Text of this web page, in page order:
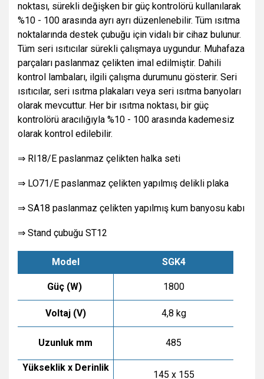
noktası, sürekli değişken bir güç kontrolörü kullanılarak
%10 - 100 arasında ayrı ayrı düzenlenebilir. Tüm ısıtma
noktalarında destek çubuğu için vidalı bir cihaz bulunur.
Tüm seri ısıtıcılar sürekli çalışmaya uygundur. Muhafaza
parçaları paslanmaz çelikten imal edilmiştir. Dahili
kontrol lambaları, ilgili çalışma durumunu gösterir. Seri
ısıtıcılar, seri ısıtma plakaları veya seri ısıtma banyoları
olarak mevcuttur. Her bir ısıtma noktası, bir güç
kontrolörü aracılığıyla %10 - 100 arasında kademesiz
olarak kontrol edilebilir.
⇒ RI18/E paslanmaz çelikten halka seti
⇒ LO71/E paslanmaz çelikten yapılmış delikli plaka
⇒ SA18 paslanmaz çelikten yapılmış kum banyosu kabı
⇒ Stand çubuğu ST12
Model SGK4
Güç (W) 1800
Voltaj (V) 4,8 kg
Uzunluk mm 485
Yükseklik x Derinlik
145 x 155